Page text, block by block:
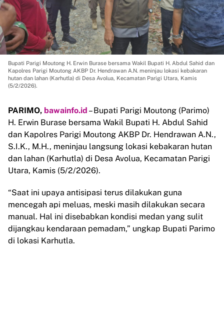
Bupati Parigi Moutong H. Erwin Burase bersama Wakil Bupati H. Abdul Sahid dan
Kapolres Parigi Moutong AKBP Dr. Hendrawan A.N. meninjau lokasi kebakaran
hutan dan lahan (Karhutla) di Desa Avolua, Kecamatan Parigi Utara, Kamis
(5/2/2026).
PARIMO, bawainfo.id – Bupati Parigi Moutong (Parimo)
H. Erwin Burase bersama Wakil Bupati H. Abdul Sahid
dan Kapolres Parigi Moutong AKBP Dr. Hendrawan A.N.,
S.I.K., M.H., meninjau langsung lokasi kebakaran hutan
dan lahan (Karhutla) di Desa Avolua, Kecamatan Parigi
Utara, Kamis (5/2/2026).
“Saat ini upaya antisipasi terus dilakukan guna
mencegah api meluas, meski masih dilakukan secara
manual. Hal ini disebabkan kondisi medan yang sulit
dijangkau kendaraan pemadam,” ungkap Bupati Parimo
di lokasi Karhutla.